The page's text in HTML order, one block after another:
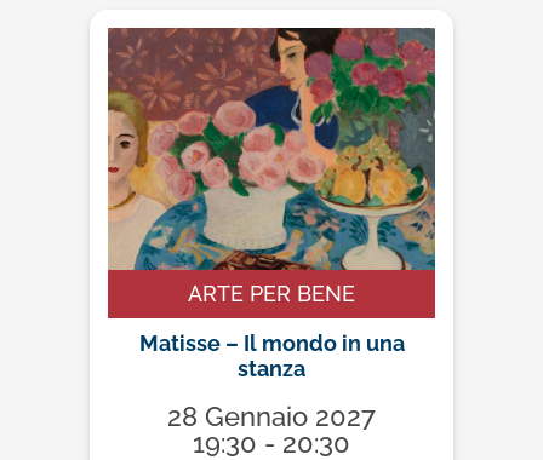
ARTE PER BENE
Matisse – Il mondo in una
stanza
28 Gennaio 2027
19:30 - 20:30